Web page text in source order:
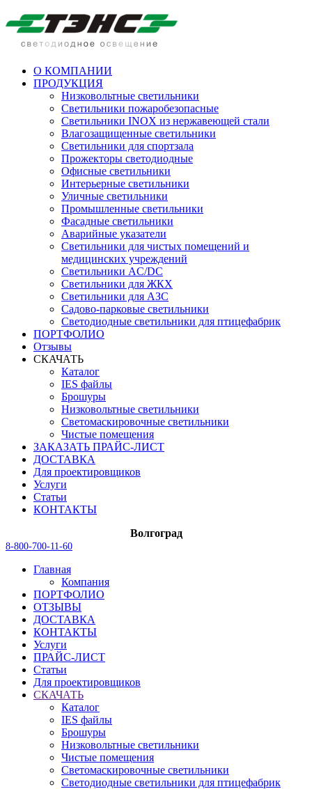
О КОМПАНИИ
ПРОДУКЦИЯ
Низковольтные светильники
Cветильники пожаробезопасные
Светильники INOX из нержавеющей стали
Влагозащищенные светильники
Светильники для спортзала
Прожекторы светодиодные
Офисные светильники
Интерьерные светильники
Уличные светильники
Промышленные светильники
Фасадные светильники
Аварийные указатели
Светильники для чистых помещений и
медицинских учреждений
Светильники AC/DC
Светильники для ЖКХ
Светильники для АЗС
Садово-парковые светильники
Светодиодные светильники для птицефабрик
ПОРТФОЛИО
Отзывы
СКАЧАТЬ
Каталог
IES файлы
Брошуры
Низковольтные светильники
Светомаскировочные светильники
Чистые помещения
ЗАКАЗАТЬ ПРАЙС-ЛИСТ
ДОСТАВКА
Для проектировщиков
Услуги
Статьи
КОНТАКТЫ
Волгоград
8-800-700-11-60
Главная
Компания
ПОРТФОЛИО
ОТЗЫВЫ
ДОСТАВКА
КОНТАКТЫ
Услуги
ПРАЙС-ЛИСТ
Статьи
Для проектировщиков
СКАЧАТЬ
Каталог
IES файлы
Брошуры
Низковольтные светильники
Чистые помещения
Светомаскировочные светильники
Светодиодные светильники для птицефабрик